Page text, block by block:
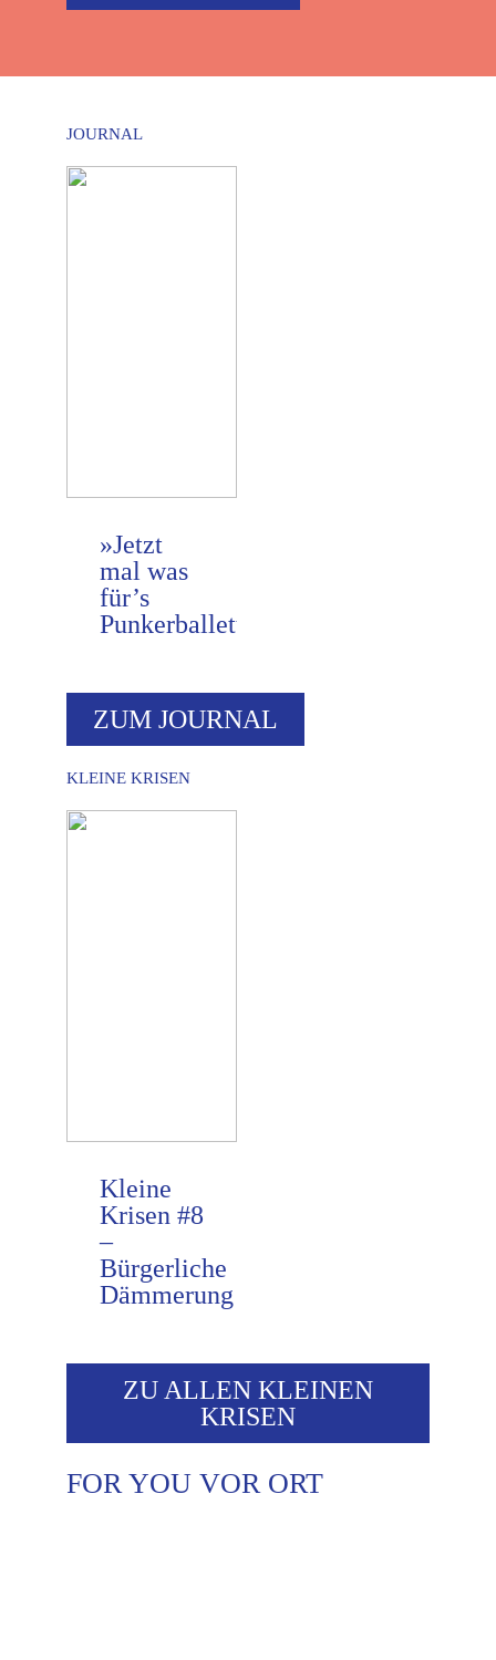
JOURNAL
»Jetzt
mal was
für’s
Punkerballett.«
ZUM JOURNAL
KLEINE KRISEN
Kleine
Krisen #8
–
Bürgerliche
Dämmerung
ZU ALLEN KLEINEN
KRISEN
FOR YOU VOR ORT